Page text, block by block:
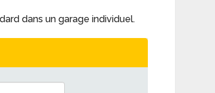
dans un garage individuel.